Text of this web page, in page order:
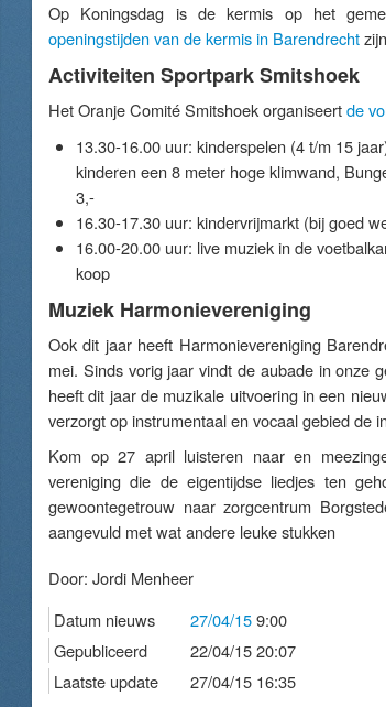
Op Koningsdag is de kermis op het
openingstijden van de kermis in Barendrecht
Activiteiten Sportpark Smitshoek
Het Oranje Comité Smitshoek organiseertde
13.30-16.00 uur: kinderspelen (4 t/m 15
kinderen een 8 meter hoge klimwand,
3,-
16.30-17.30 uur: kindervrijmarkt (bij goed
16.00-20.00 uur: live muziek in de
koop
Muziek Harmonievereniging
Ook dit jaar heeft Harmonievereniging
mei. Sinds vorig jaar vindt de aubade in onze
heeft dit jaar de muzikale uitvoering in een
verzorgt op instrumentaal en vocaal gebied de
Kom op 27 april luisteren naar en
vereniging die de eigentijdse liedjes ten
gewoontegetrouw naar zorgcentrum
aangevuld met wat andere leuke stukken
Door: Jordi Menheer
Datum nieuws
27/04/159:00
Gepubliceerd
22/04/15 20:07
Laatste update
27/04/15 16:35